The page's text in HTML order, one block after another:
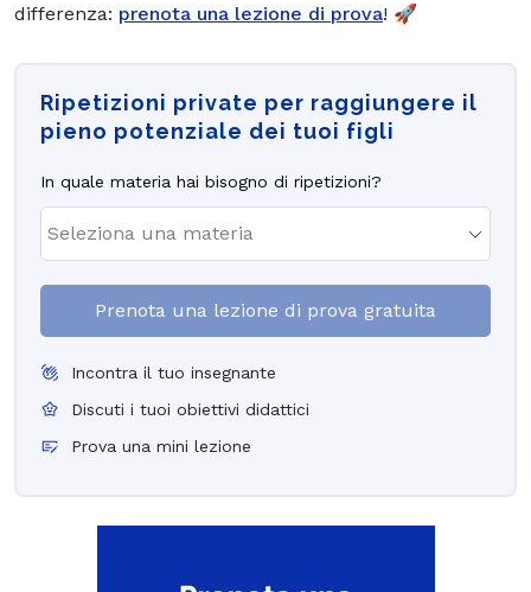
differenza: prenota una lezione di prova! 🚀
Ripetizioni private per raggiungere il
pieno potenziale dei tuoi figli
In quale materia hai bisogno di ripetizioni?
Prenota una lezione di prova gratuita
Incontra il tuo insegnante
Discuti i tuoi obiettivi didattici
Prova una mini lezione